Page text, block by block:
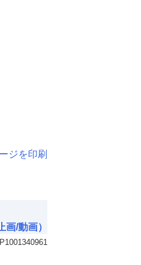
ジを印刷
画/動画）